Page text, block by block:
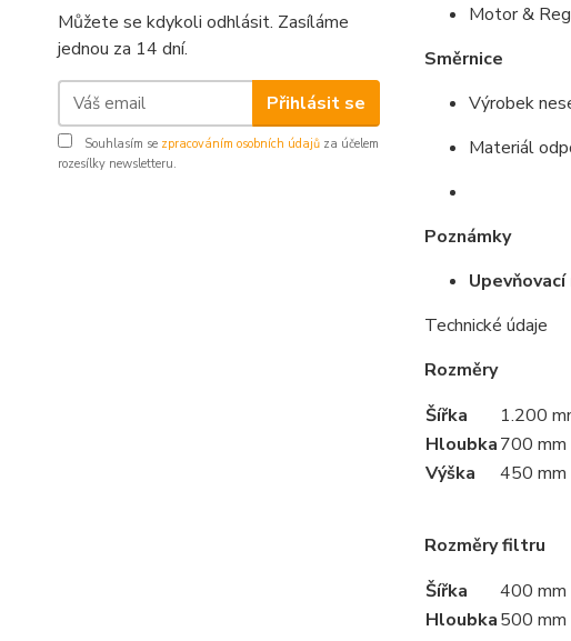
Můžete se kdykoli odhlásit. Zasíláme
jednou za 14 dní.
Přihlásit se
Souhlasím se zpracováním osobních údajů za účelem
rozesílky newsletteru.
Motor &
Směrnice
Výrobek
Materiál
Poznámky
Technické údaje
Rozměry
Šířka
1.200
Hloubka700 mm
Výška
450 mm
Rozměry filtru
Šířka
400 mm
Hloubka500 mm